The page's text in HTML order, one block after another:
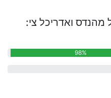
מהנדס ואדריכל צי:
98%